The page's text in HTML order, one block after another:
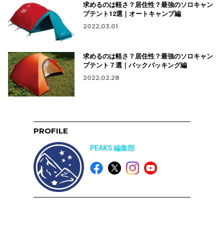
求めるのは軽さ？居住性？最強のソロキャン
プテント12選｜オートキャンプ編
2022.03.01
求めるのは軽さ？居住性？最強のソロキャン
プテント７選｜バックパッキング編
2022.02.28
PROFILE
PEAKS 編集部